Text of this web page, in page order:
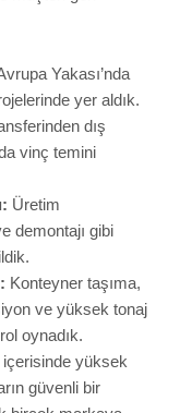
birçok markaya
bildirimler, hem
uzun vadeli ilişkiler
bir anlayışla
bizi ön plana